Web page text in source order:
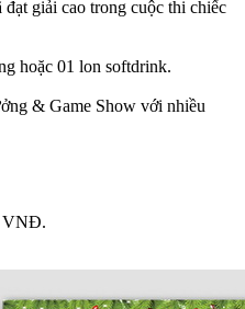
giải cao trong cuộc thi chiếc
hoặc 01 lon softdrink.
& Game Show với nhiều
VNĐ.